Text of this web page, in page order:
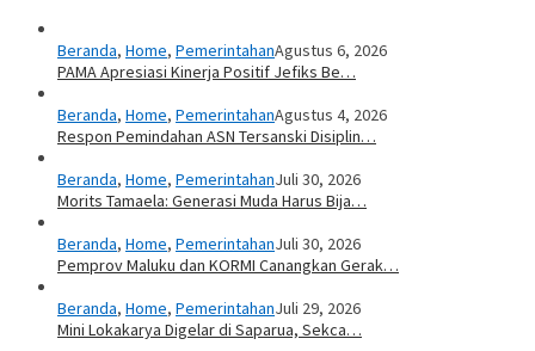
Beranda, Home, PemerintahanAgustus 6, 2026
PAMA Apresiasi Kinerja Positif Jefiks Be…
Beranda, Home, PemerintahanAgustus 4, 2026
Respon Pemindahan ASN Tersanski Disiplin…
Beranda, Home, PemerintahanJuli 30, 2026
Morits Tamaela: Generasi Muda Harus Bija…
Beranda, Home, PemerintahanJuli 30, 2026
Pemprov Maluku dan KORMI Canangkan Gerak…
Beranda, Home, PemerintahanJuli 29, 2026
Mini Lokakarya Digelar di Saparua, Sekca…